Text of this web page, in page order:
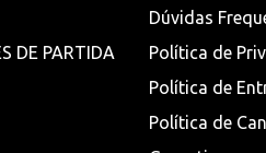
DE PARTIDA
Dúvidas
Política de
Política de
Política de